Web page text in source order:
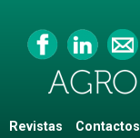
Revistas Contactos